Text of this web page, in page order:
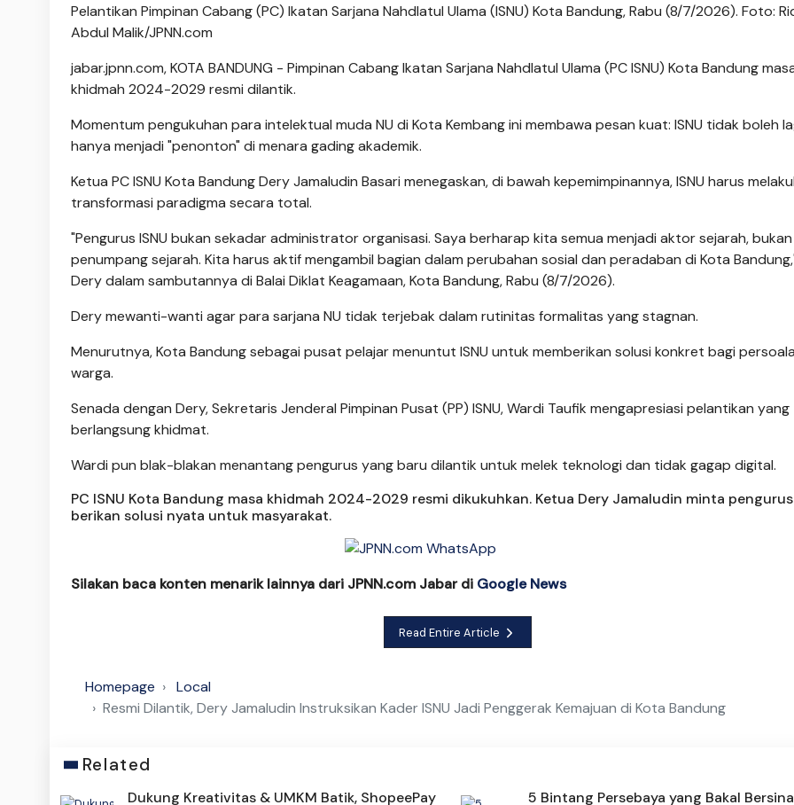
Pelantikan Pimpinan Cabang (PC) Ikatan Sarjana Nahdlatul Ulama (ISNU) Kota Bandung, Rabu (8/7/2026). Foto:
Abdul Malik/JPNN.com
jabar.jpnn.com, KOTA BANDUNG - Pimpinan Cabang Ikatan Sarjana Nahdlatul Ulama (PC ISNU) Kota Bandung
khidmah 2024-2029 resmi dilantik.
Momentum pengukuhan para intelektual muda NU di Kota Kembang ini membawa pesan kuat: ISNU tidak boleh
hanya menjadi "penonton" di menara gading akademik.
Ketua PC ISNU Kota Bandung Dery Jamaludin Basari menegaskan, di bawah kepemimpinannya, ISNU harus
transformasi paradigma secara total.
"Pengurus ISNU bukan sekadar administrator organisasi. Saya berharap kita semua menjadi aktor sejarah, bukan
penumpang sejarah. Kita harus aktif mengambil bagian dalam perubahan sosial dan peradaban di Kota
Dery dalam sambutannya di Balai Diklat Keagamaan, Kota Bandung, Rabu (8/7/2026).
Dery mewanti-wanti agar para sarjana NU tidak terjebak dalam rutinitas formalitas yang stagnan.
Menurutnya, Kota Bandung sebagai pusat pelajar menuntut ISNU untuk memberikan solusi konkret bagi
warga.
Senada dengan Dery, Sekretaris Jenderal Pimpinan Pusat (PP) ISNU, Wardi Taufik mengapresiasi pelantikan yang
berlangsung khidmat.
Wardi pun blak-blakan menantang pengurus yang baru dilantik untuk melek teknologi dan tidak gagap digital.
PC ISNU Kota Bandung masa khidmah 2024-2029 resmi dikukuhkan. Ketua Dery Jamaludin minta pengurus
berikan solusi nyata untuk masyarakat.
Silakan baca konten menarik lainnya dari JPNN.com Jabar di Google News
Read Entire Article
Homepage
Local
Resmi Dilantik, Dery Jamaludin Instruksikan Kader ISNU Jadi Penggerak Kemajuan di Kota Bandung
Related
Dukung Kreativitas & UMKM Batik, ShopeePay
5 Bintang Persebaya yang Bakal